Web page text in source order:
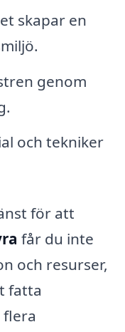
skapar en
genom
och tekniker
för att
får du inte
och resurser,
fatta